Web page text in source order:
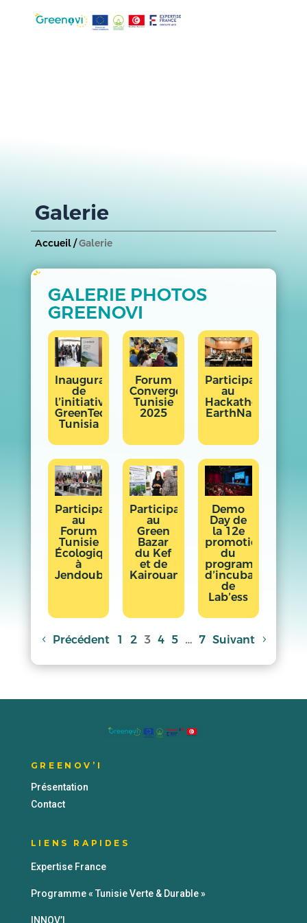
Galerie
Accueil /Galerie
GALERIE PHOTOS
GREENOVI
Inauguration
de
l’initiative
GreenTech
Tunisia
Forum
Convergences
Tunisie
2025
Participation
au
Hackathon
EarthNa
Participation
au
Forum
Tunisie
Écologique
à
Jendouba
Participation
au
Green
Bazar
du Kef
et de
Kairouan
Demo
Day de
la 12e
promotion
du
programme
d’incubation
de
Lab’ess
Précédent 1 2 3 4 5 … 7 Suivant
GREENOV’I
Présentation
Contact
LIENS RAPIDES
Expertise France
Programme « Tunisie Verte & Durable »
INNOV’I